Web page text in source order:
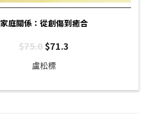
家庭關係：從創傷到癒合
$75.0$71.3
盧松標